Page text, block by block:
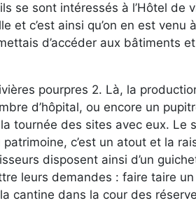
se sont intéressés à l’Hôtel de
et c’est ainsi qu’on en est venu
d’accéder aux bâtiments et
pourpres 2. Là, la
d’hôpital, ou encore un
tournée des sites avec eux. Le
c’est un atout et la
disposent ainsi d’un
leurs demandes : faire taire un
cantine dans la cour des